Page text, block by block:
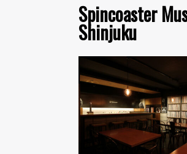
Spincoaster
Shinjuku